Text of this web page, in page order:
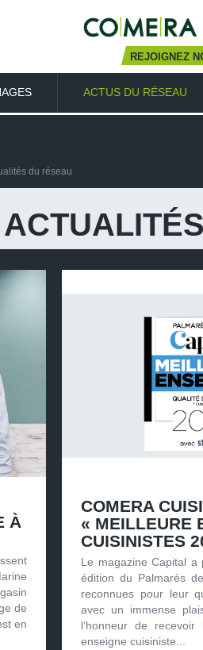
REJOIGNEZ
ACTUS DU RÉSEAU
du réseau
À
de
en
COMERA
« MEILLEURE
CUISINISTES
Le magazine Capital a
édition du Palmarès
reconnues pour leur
avec un immense
l’honneur de
enseigne cuisiniste...